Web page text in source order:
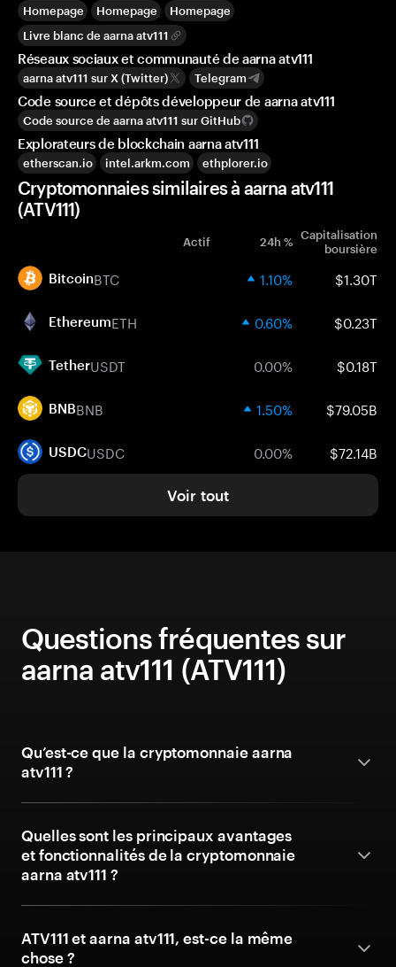
Homepage Homepage
Homepage
Livre blanc de aarna atv111
Réseaux sociaux et communauté de aarna atv111
aarna atv111 sur X (Twitter) Telegram
Code source et dépôts développeur de aarna atv111
Code source de aarna atv111 sur GitHub
Explorateurs de blockchain aarna atv111
etherscan.io intel.arkm.com ethplorer.io
Cryptomonnaies similaires à aarna atv111
(ATV111)
Actif 24h % Capitalisation
boursière
BitcoinBTC 1.10% $1.30T
EthereumETH 0.60% $0.23T
TetherUSDT 0.00% $0.18T
BNBBNB 1.50% $79.05B
USDCUSDC 0.00% $72.14B
Voir tout
Questions fréquentes sur
aarna atv111 (ATV111)
Qu’est-ce que la cryptomonnaie aarna
atv111 ?
Quelles sont les principaux avantages
et fonctionnalités de la cryptomonnaie
aarna atv111 ?
ATV111 et aarna atv111, est-ce la même
chose ?